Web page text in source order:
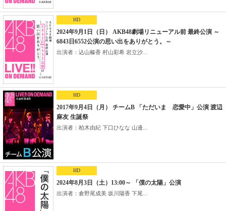
HD
2024年9月1日（日） AKB48劇場リニューアル前 最終公演 ～
6843日6552公演の思い出をありがとう。～
出演者：込山榛香 村山彩希 岩立沙...
HD
2017年9月4日（月） チームB 「ただいま 恋愛中」公演 渡辺
麻友 生誕祭
出演者：柏木由紀 下口ひなな 山邊...
HD
2024年8月3日（土）13:00～ 「僕の太陽」公演
出演者：倉野尾成美 坂川陽香 下尾...